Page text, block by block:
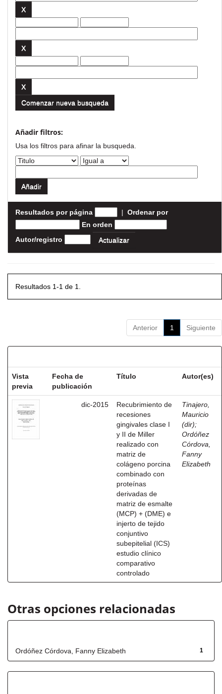
Comenzar nueva busqueda
Añadir filtros:
Usa los filtros para afinar la busqueda.
Resultados por página | Ordenar por
En orden
Autor/registro
Resultados 1-1 de 1.
Anterior 1 Siguiente
Vista
previa
Fecha de
publicación
Título Autor(es)
dic-2015
Recubrimiento de
recesiones
gingivales clase I
y II de Miller
realizado con
matriz de
colágeno porcina
combinado con
proteínas
derivadas de
matriz de esmalte
(MCP) + (DME) e
injerto de tejido
conjuntivo
subepitelial (ICS)
estudio clínico
comparativo
controlado
Tinajero,
Mauricio
(dir);
Ordóñez
Córdova,
Fanny
Elizabeth
Otras opciones relacionadas
1
Ordóñez Córdova, Fanny Elizabeth